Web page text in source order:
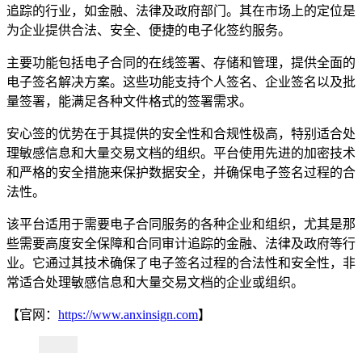
追踪的行业，如金融、法律及政府部门。其在市场上的定位是
为企业提供合法、安全、便捷的电子化签约服务。
主要功能包括电子合同的在线签署、存储和管理，提供全面的
电子签名解决方案。这些功能支持个人签名、企业签名以及批
量签署，能满足各种文件格式的签署需求。
安心签的优势在于其提供的安全性和合规性极高，特别适合处
理敏感信息和大量交易文档的组织。平台使用先进的加密技术
和严格的安全措施来保护数据安全，并确保电子签名过程的合
法性。
该平台适用于需要电子合同服务的各种企业和组织，尤其是那
些需要高度安全保障和合同审计追踪的金融、法律及政府等行
业。它通过其技术确保了电子签名过程的合法性和安全性，非
常适合处理敏感信息和大量交易文档的企业或组织。
【官网： https://www.anxinsign.com】